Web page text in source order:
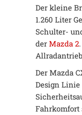
Der kleine
1.260 Liter
Schulter-
der Mazda 2
Der Mazda
Design
Fahrkomfort